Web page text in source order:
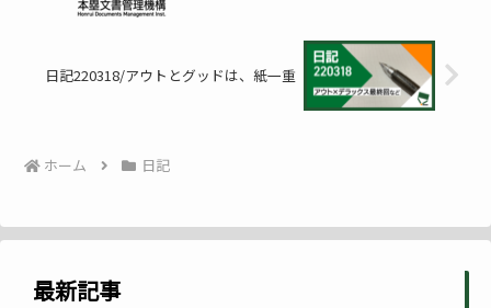
日記220318/アウトとグッドは、紙一重
ホーム 日記
最新記事